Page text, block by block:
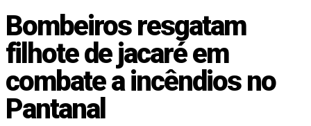
Bombeiros resgatam
filhote de jacaré em
combate a incêndios no
Pantanal